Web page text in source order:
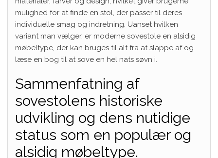
mulighed for at finde en stol, der passer til deres
individuelle smag og indretning. Uanset hvilken
variant man vælger, er moderne sovestole en alsidig
møbeltype, der kan bruges til alt fra at slappe af og
læse en bog til at sove en hel nats søvn i.
Sammenfatning af
sovestolens historiske
udvikling og dens nutidige
status som en populær og
alsidig møbeltype.